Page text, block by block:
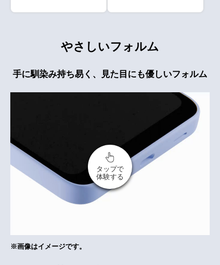
やさしいフォルム
手に馴染み持ち易く、見た目にも優しいフォルム
タップで
体験する
※画像はイメージです。